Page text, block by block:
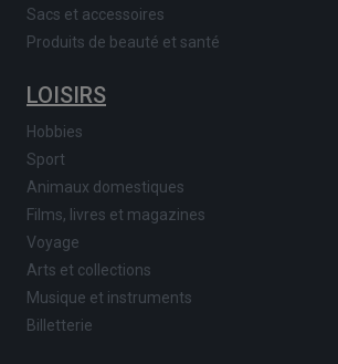
Sacs et accessoires
Produits de beauté et santé
LOISIRS
Hobbies
Sport
Animaux domestiques
Films, livres et magazines
Voyage
Arts et collections
Musique et instruments
Billetterie